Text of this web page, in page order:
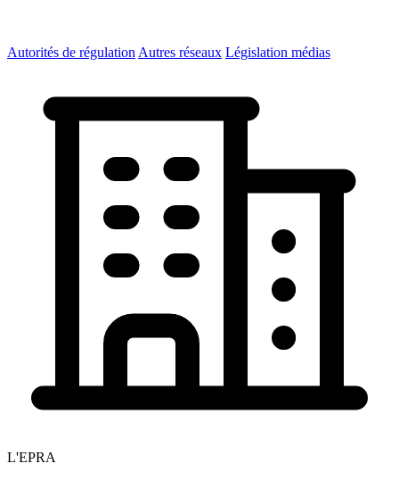
Autorités de régulation Autres réseaux Législation médias
L'EPRA